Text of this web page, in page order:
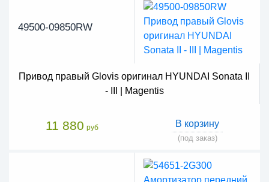
49500-09850RW
Привод правый Glovis оригинал HYUNDAI Sonata II
- III | Magentis
11 880 руб В корзину
(под заказ)